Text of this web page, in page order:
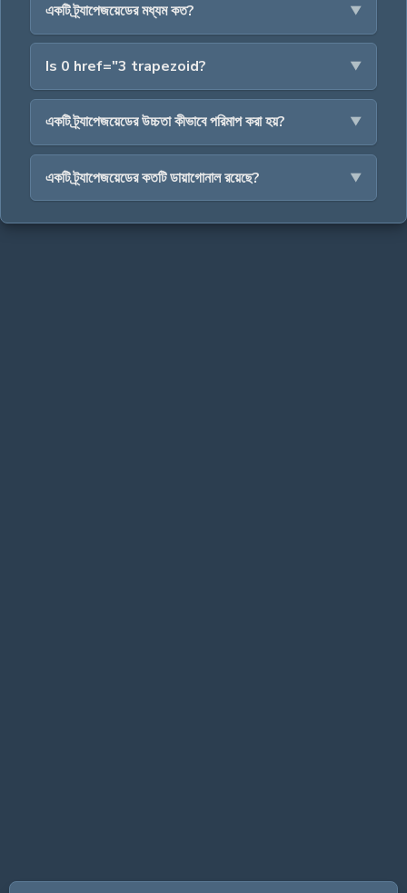
একটি ট্র্যাপেজয়েডের মধ্যম কত?
Is 0 href="3 trapezoid?
একটি ট্র্যাপেজয়েডের উচ্চতা কীভাবে পরিমাপ করা হয়?
একটি ট্র্যাপেজয়েডের কতটি ডায়াগোনাল রয়েছে?